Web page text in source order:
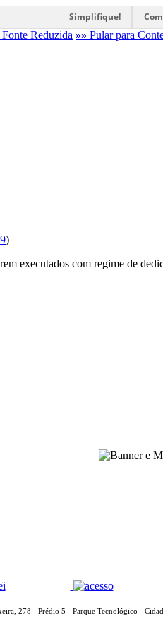
Simplifique!
Fonte Reduzida »» Pular para
)
executados com regime de
278 - Prédio 5 - Parque Tecnológico -